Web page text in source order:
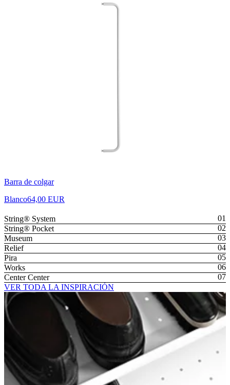
Barra de colgar
Blanco64,00 EUR
String® System
String® Pocket
Museum
Relief
Pira
Works
Center Center
VER TODA LA INSPIRACIÓN